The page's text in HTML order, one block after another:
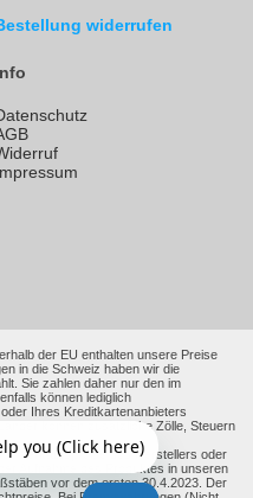
widerrufen
der EU enthalten unsere Preise
in die Schweiz haben wir die
Sie zahlen daher nur den im
können lediglich
Ihres Kreditkartenanbieters
können zusätzliche Zölle, Steuern
Verkaufspreise des Herstellers oder
Aufnahme des Produktes in unseren
vor dem ersten 30.4.2023. Der